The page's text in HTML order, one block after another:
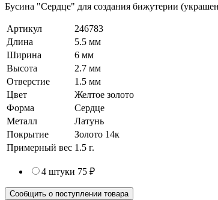
Бусина "Сердце" для создания бижутерии
Артикул
246783
Длина
5.5 мм
Ширина
6 мм
Высота
2.7 мм
Отверстие
1.5 мм
Цвет
Желтое золото
Форма
Сердце
Металл
Латунь
Покрытие
Золото 14к
Примерный вес 1.5 г.
4 штуки 75 ₽
Сообщить о поступлении товара